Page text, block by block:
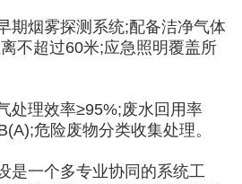
期烟雾探测系统;配备洁净气体
不超过60米;应急照明覆盖所
处理效率≥95%;废水回用率
危险废物分类收集处理。
是一个多专业协同的系统工